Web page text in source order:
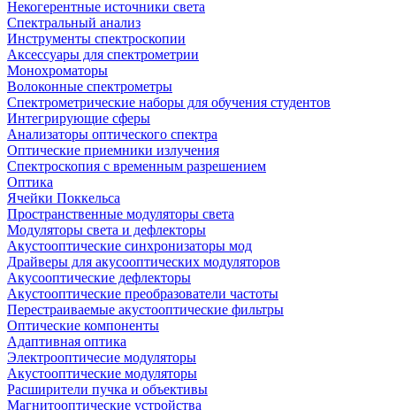
Некогерентные источники света
Спектральный анализ
Инструменты спектроскопии
Аксессуары для спектрометрии
Монохроматоры
Волоконные спектрометры
Спектрометрические наборы для обучения студентов
Интегрирующие сферы
Анализаторы оптического спектра
Оптические приемники излучения
Спектроскопия с временным разрешением
Оптика
Ячейки Поккельса
Пространственные модуляторы света
Модуляторы света и дефлекторы
Акустооптические синхронизаторы мод
Драйверы для акусооптических модуляторов
Акусооптические дефлекторы
Акустооптические преобразователи частоты
Перестраиваемые акустооптические фильтры
Оптические компоненты
Адаптивная оптика
Электрооптичесие модуляторы
Акустооптические модуляторы
Расширители пучка и объективы
Магнитооптические устройства